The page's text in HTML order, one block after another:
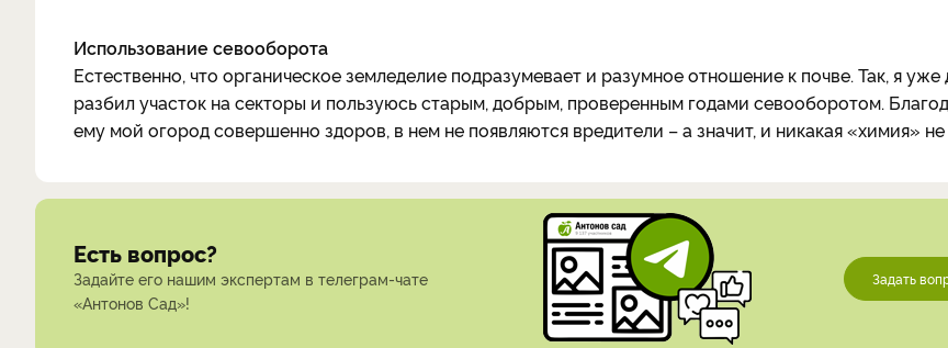
Использование севооборота
Естественно, что органическое земледелие подразумевает и разумное отношение к почве. Так, я уже
разбил участок на секторы и пользуюсь старым, добрым, проверенным годами севооборотом.
ему мой огород совершенно здоров, в нем не появляются вредители – а значит, и никакая «химия»
Есть вопрос?
Задайте его нашим экспертам в телеграм-чате
«Антонов Сад»!
Задать